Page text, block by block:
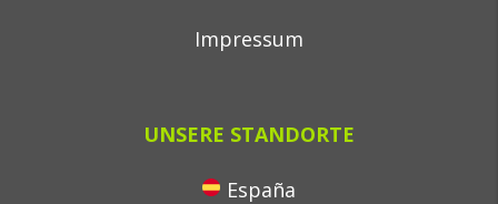
Impressum
UNSERE STANDORTE
España